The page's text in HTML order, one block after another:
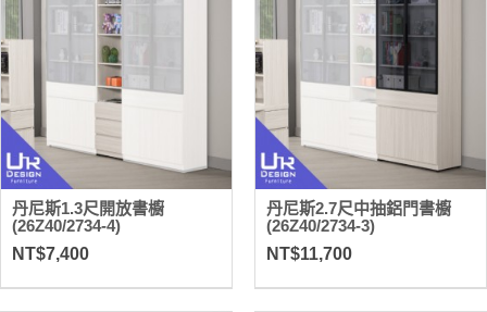
丹尼斯1.3尺開放書櫥
(26Z40/2734-4)
NT$7,400
丹尼斯2.7尺中抽鋁門書櫥
(26Z40/2734-3)
NT$11,700